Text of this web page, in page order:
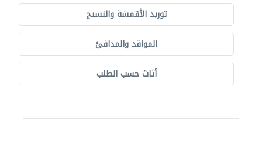
توريد الأقمشة والنسيج
المواقد والمدافئ
أثاث حسب الطلب